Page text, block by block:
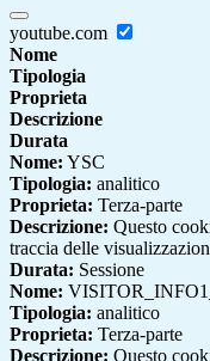
youtube.com
Nome
Tipologia
Proprieta
Descrizione
Durata
Nome: YSC
Tipologia: analitico
Proprieta: Terza-parte
Descrizione: Questo
traccia delle
Durata: Sessione
Nome:
Tipologia: analitico
Proprieta: Terza-parte
Descrizione: Questo